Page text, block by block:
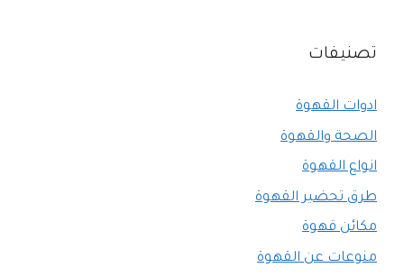
تصنيفات
ادوات القهوة
الصحة والقهوة
انواع القهوة
طرق تحضير القهوة
مكائن قهوة
منوعات عن القهوة